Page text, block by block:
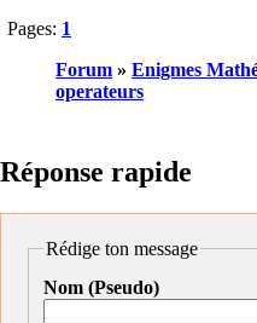
Pages: 1
Forum » Enigmes
operateurs
Réponse rapide
Rédige ton message
Nom (Pseudo)